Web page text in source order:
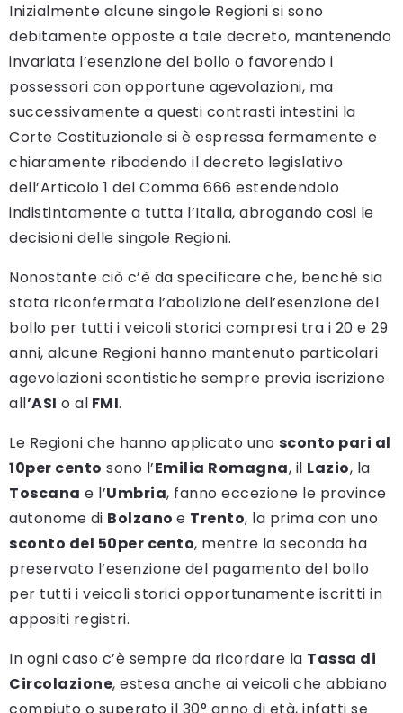
Inizialmente alcune singole Regioni si sono
debitamente opposte a tale decreto, mantenendo
invariata l’esenzione del bollo o favorendo i
possessori con opportune agevolazioni, ma
successivamente a questi contrasti intestini la
Corte Costituzionale si è espressa fermamente e
chiaramente ribadendo il decreto legislativo
dell’Articolo 1 del Comma 666 estendendolo
indistintamente a tutta l’Italia, abrogando cosi le
decisioni delle singole Regioni.
Nonostante ciò c’è da specificare che, benché sia
stata riconfermata l’abolizione dell’esenzione del
bollo per tutti i veicoli storici compresi tra i 20 e 29
anni, alcune Regioni hanno mantenuto particolari
agevolazioni scontistiche sempre previa iscrizione
all’ASI o al FMI.
Le Regioni che hanno applicato uno sconto pari al
10per cento sono l’Emilia Romagna, il Lazio, la
Toscana e l’Umbria, fanno eccezione le province
autonome di Bolzano e Trento, la prima con uno
sconto del 50per cento, mentre la seconda ha
preservato l’esenzione del pagamento del bollo
per tutti i veicoli storici opportunamente iscritti in
appositi registri.
In ogni caso c’è sempre da ricordare la Tassa di
Circolazione, estesa anche ai veicoli che abbiano